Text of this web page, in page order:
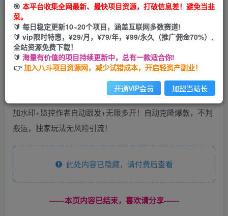
您当前未登录！建议登陆后购买，可保存购买订单
小红书一键克隆Ai终极版！自动定时任务+Ai自动改写+自动
加水印+监控作者自动跟发+无限多开！自动克隆爆款，不判
搬运，独家玩法无风险引流！
此处内容已隐藏，请付费后查看
------本页内容已结束，喜欢请分享------
🎯 本平台收集全网最新、最快项目资源，打破信息差！避免当韭
菜。
🔰 每日稳定更新10~20个项目，涵盖互联网多数赛道!
🔰 vip限时特惠，¥29/月，¥79/年，¥99/永久（推广佣金70%）,
全站资源免费下载！
🔰 海量有价值的项目持续更新中，总有一款适合你!
👉加入八斗项目资源网，减少试错成本，开启轻资产副业！
开通VIP会员 加盟当站长